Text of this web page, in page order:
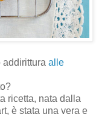
addirittura alle
ricetta, nata dalla
è stata una vera e